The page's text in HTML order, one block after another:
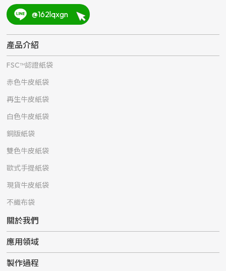
@162lqxgn
產品介紹
FSC™認證紙袋
赤色牛皮紙袋
再生牛皮紙袋
白色牛皮紙袋
銅版紙袋
雙色牛皮紙袋
歐式手提紙袋
現貨牛皮紙袋
不織布袋
關於我們
應用領域
製作過程